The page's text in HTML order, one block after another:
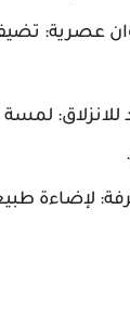
عصرية:
لمسة
لإضاءة